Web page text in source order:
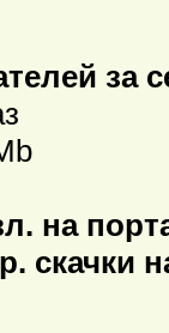
за
на
скачки